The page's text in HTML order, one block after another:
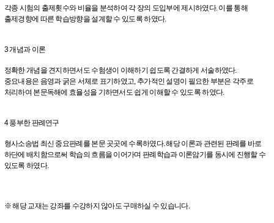
각종 시험의 출제횟수와 비율을 분석하여 각 장의 도입부에 제시하였다. 이를 통해
출제경향에 따른 학습방향을 설계할 수 있도록 하였다.
3 개념과 이론
정확한 개념을 견지하면서도 수험생이 이해하기 쉽도록 간결하게 서술하였다.
중요내용은 음영과 굵은 서체로 표기하였고, 추가적인 설명이 필요한 부분은 각주로
처리하여 본문독해에 효율성을 기하면서도 쉽게 이해할 수 있도록 하였다.
4 풍부한 판례연구
형사소송법 최신 중요판례를 본문 곳곳에 수록하였다. 해당 이론과 관련된 판례를 바로
하단에 배치함으로써 학습의 흐름을 이어가며 판례학습과 이론암기를 동시에 진행할 수
있도록 하였다.
※ 해당 교재는 강좌를 수강하지 않아도 구매하실 수 있습니다.